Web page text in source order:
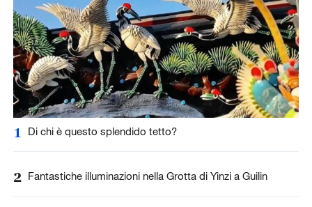
1 Di chi è questo splendido tetto?
2 Fantastiche illuminazioni nella Grotta di Yinzi a Guilin